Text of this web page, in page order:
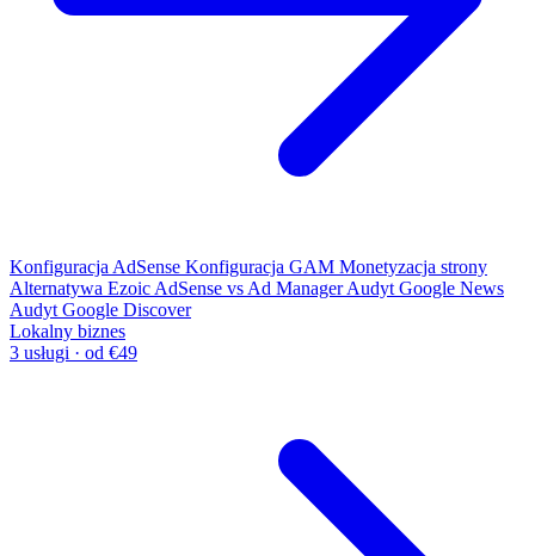
Konfiguracja AdSense Konfiguracja GAM Monetyzacja strony
Alternatywa Ezoic AdSense vs Ad Manager Audyt Google News
Audyt Google Discover
Lokalny biznes
3 usługi · od €49